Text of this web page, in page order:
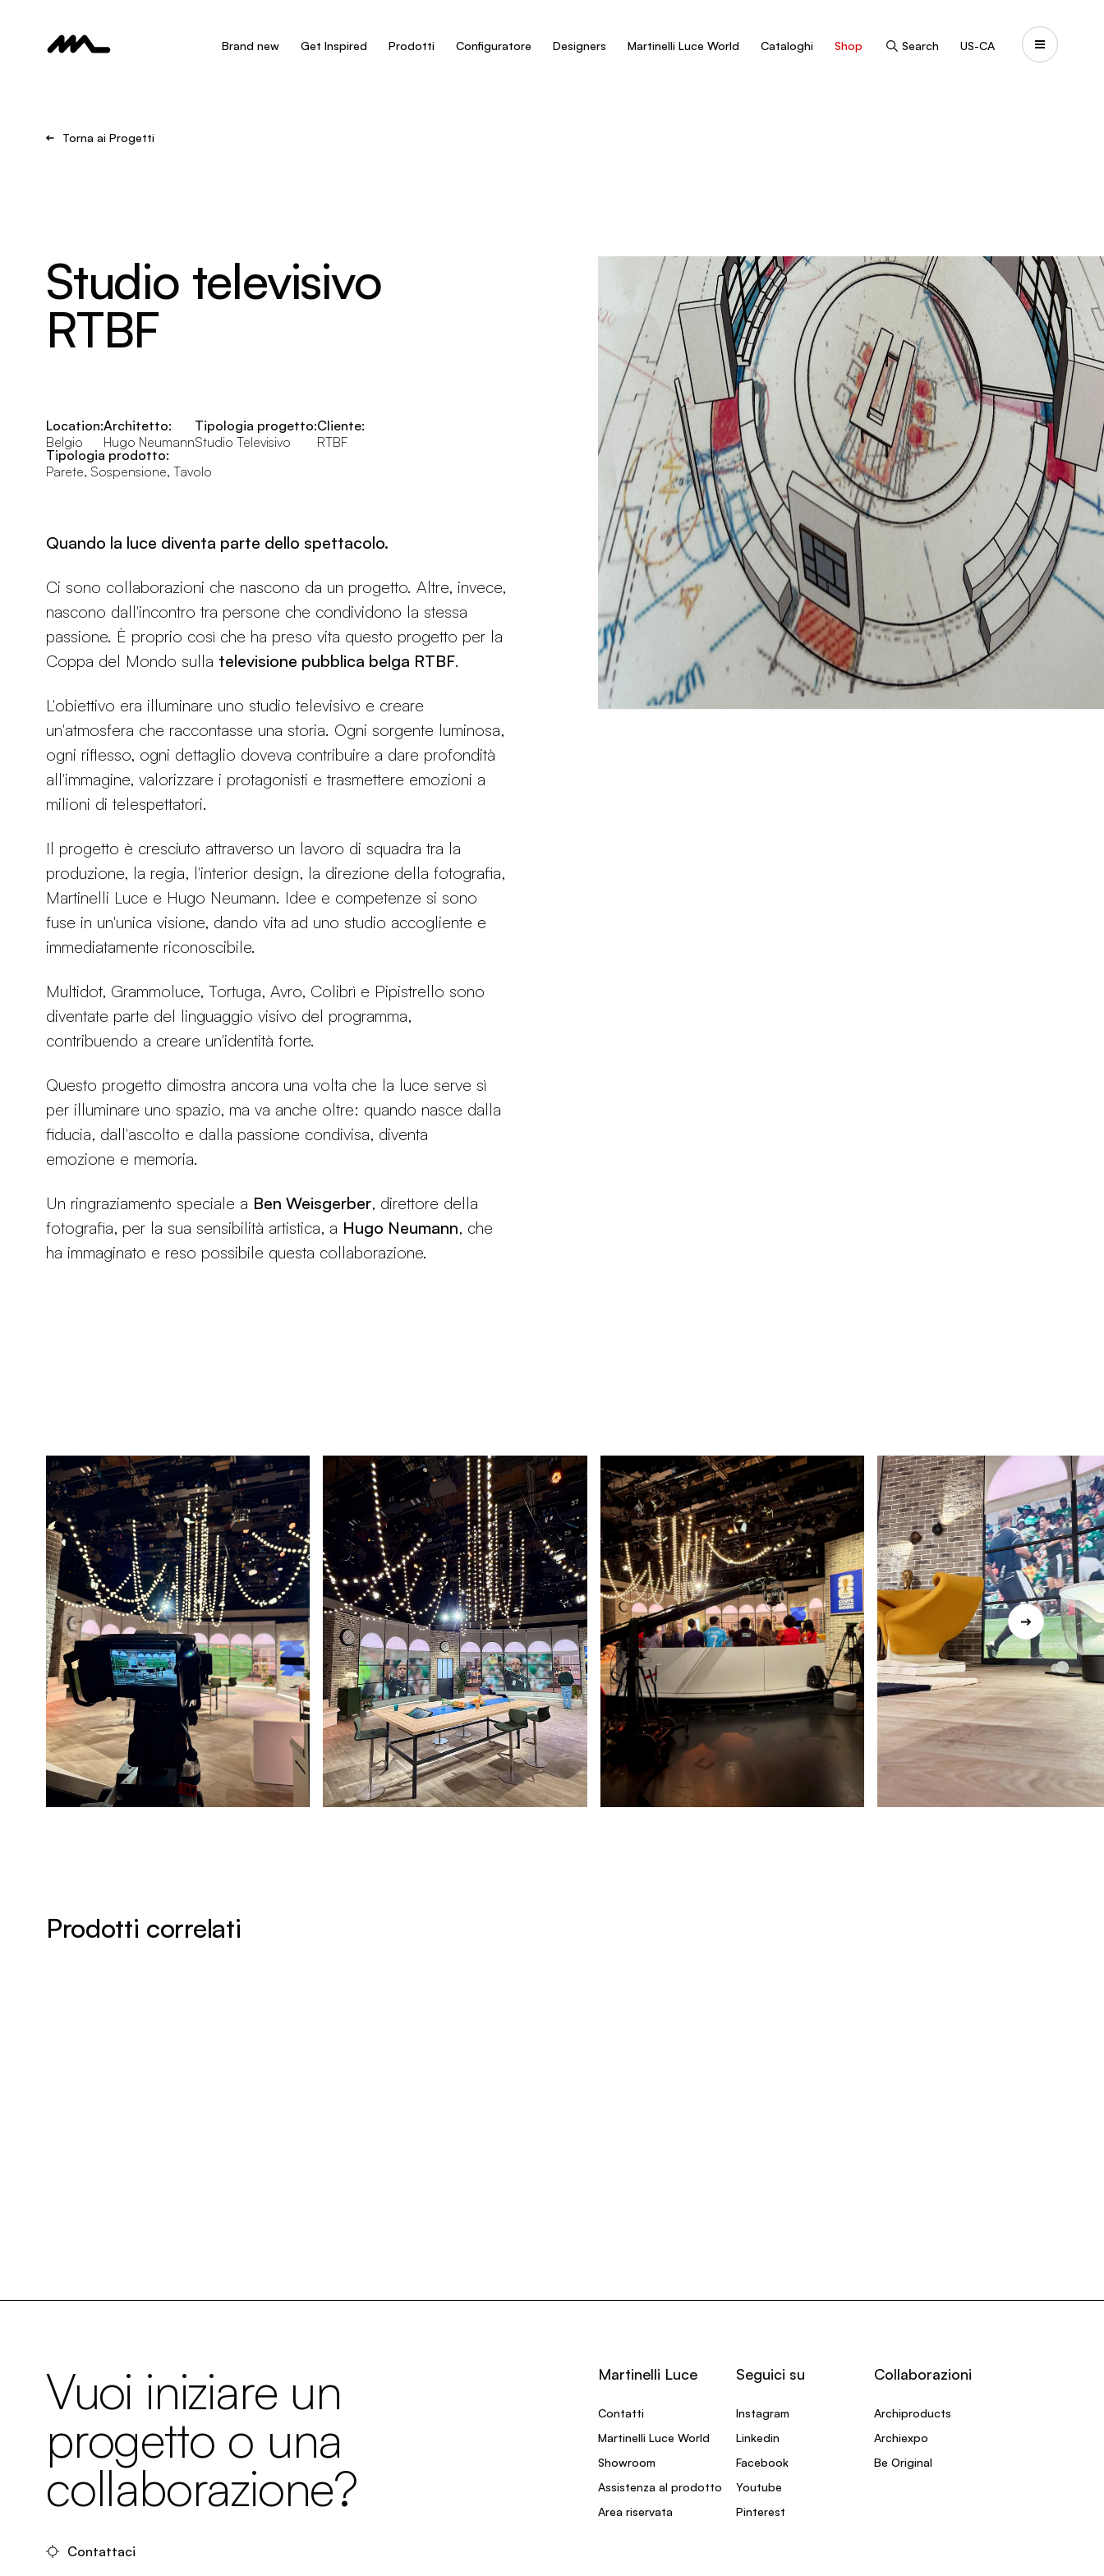
Brand new Get Inspired Prodotti Configuratore Designers Martinelli Luce World Cataloghi Shop Search US-CA
Torna ai Progetti
Studio televisivo
RTBF
Location:
Belgio
Architetto:
Hugo Neumann
Tipologia progetto:
Studio Televisivo
Cliente:
RTBF
Tipologia prodotto:
Parete, Sospensione, Tavolo
Quando la luce diventa parte dello spettacolo.
Ci sono collaborazioni che nascono da un progetto. Altre, invece,
nascono dall'incontro tra persone che condividono la stessa
passione. È proprio così che ha preso vita questo progetto per la
Coppa del Mondo sulla televisione pubblica belga RTBF.
L'obiettivo era illuminare uno studio televisivo e creare
un'atmosfera che raccontasse una storia. Ogni sorgente luminosa,
ogni riflesso, ogni dettaglio doveva contribuire a dare profondità
all'immagine, valorizzare i protagonisti e trasmettere emozioni a
milioni di telespettatori.
Il progetto è cresciuto attraverso un lavoro di squadra tra la
produzione, la regia, l'interior design, la direzione della fotografia,
Martinelli Luce e Hugo Neumann. Idee e competenze si sono
fuse in un'unica visione, dando vita ad uno studio accogliente e
immediatamente riconoscibile.
Multidot, Grammoluce, Tortuga, Avro, Colibrì e Pipistrello sono
diventate parte del linguaggio visivo del programma,
contribuendo a creare un'identità forte.
Questo progetto dimostra ancora una volta che la luce serve sì
per illuminare uno spazio, ma va anche oltre: quando nasce dalla
fiducia, dall'ascolto e dalla passione condivisa, diventa
emozione e memoria.
Un ringraziamento speciale a Ben Weisgerber, direttore della
fotografia, per la sua sensibilità artistica, a Hugo Neumann, che
ha immaginato e reso possibile questa collaborazione.
Prodotti correlati
Vuoi iniziare un
progetto o una
collaborazione?
Contattaci
Martinelli Luce
Contatti
Martinelli Luce World
Showroom
Assistenza al prodotto
Area riservata
Seguici su
Instagram
Linkedin
Facebook
Youtube
Pinterest
Collaborazioni
Archiproducts
Archiexpo
Be Original